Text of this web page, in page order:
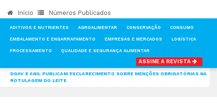
Início Números Publicados
ADITIVOS E NUTRIENTES AGROALIMENTAR CONSERVAÇÃO CONSUMO
EMBALAMENTO E ENGARRAFAMENTO EMPRESAS E MERCADOS LOGÍSTICA
PROCESSAMENTO QUALIDADE E SEGURANÇA ALIMENTAR
ASSINE A REVISTA
DGAV E ANIL PUBLICAM ESCLARECIMENTO SOBRE MENÇÕES OBRIGATÓRIAS NA
ROTULAGEM DO LEITE